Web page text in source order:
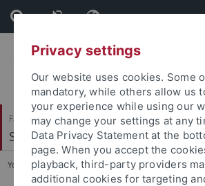
Skip
to
content
Skip
to
footer
Faculty of Protestant Theology
Systematische Theologie II
You are here: Home ... Institut für Ethik
Privacy settings
Our website uses cookies. Some
mandatory, while others allow us
your experience while using our
may change your settings at any
Data Privacy Statement at the
page. When you accept the
playback, third-party providers
additional cookies for targeting